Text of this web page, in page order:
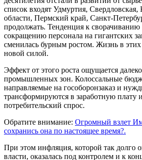
список входят Удмуртия, Свердловская,
области, Пермский край, Санкт-
продолжать. Тенденция к сворачиванию
сокращению персонала на гигантских
сменилась бурным ростом. Жизнь в этих
новой силой.
Эффект от этого роста ощущается
промышленных зон. Колоссальные
направляемые на гособоронзаказ и
трансформируются в заработную плату
потребительский спрос.
Обратите внимание: Огромный взлет
сохранись она по настоящее время?.
При этом инфляция, которой так долго
власти, оказалась под контролем и к